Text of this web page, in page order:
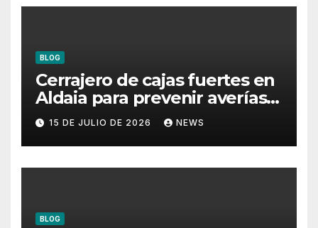
BLOG
Cerrajero de cajas fuertes en
Aldaia para prevenir averías y
conservar la protección
15 DE JULIO DE 2026 NEWS
BLOG